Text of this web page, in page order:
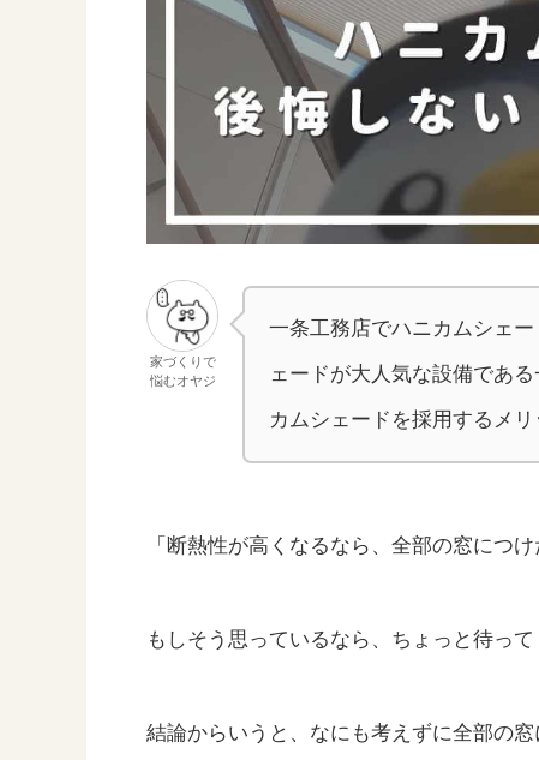
家づくりで
悩むオヤジ
一条工務店でハニカムシェ
ェードが大人気な設備であ
カムシェードを採用するメ
「断熱性が高くなるなら、全部の窓につ
もしそう思っているなら、ちょっと待って
結論からいうと、なにも考えずに全部の